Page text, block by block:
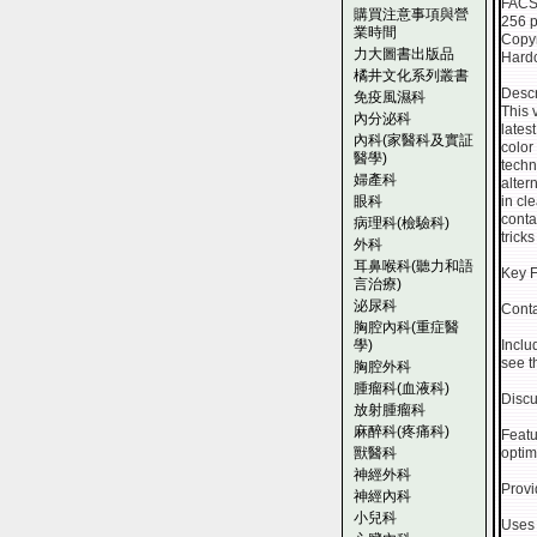
購買注意事項與營
業時間
力大圖書出版品
橘井文化系列叢書
免疫風濕科
內分泌科
內科(家醫科及實証
醫學)
婦產科
眼科
病理科(檢驗科)
外科
耳鼻喉科(聽力和語
言治療)
泌尿科
胸腔內科(重症醫
學)
胸腔外科
腫瘤科(血液科)
放射腫瘤科
麻醉科(疼痛科)
獸醫科
神經外科
神經內科
小兒科
FACS
256
This
color
in
Key
see